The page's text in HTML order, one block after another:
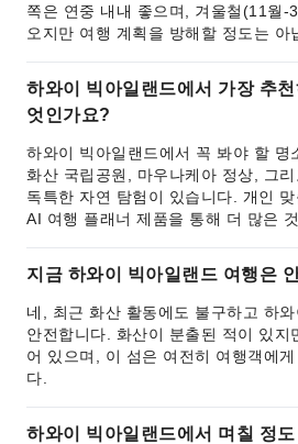
쪽은 연중 내내 좋으며, 겨울철(11월-
오지만 여행 계획을 방해할 정도는 아
하와이 빅아일랜드에서 가장 추
엇인가요?
하와이 빅아일랜드에서 꼭 봐야 할 명
화산 국립공원, 마우나케아 정상, 그
독특한 자연 탐험이 있습니다. 개인
AI 여행 플래너 제품을 통해 더 많은
지금 하와이 빅아일랜드 여행은
네, 최근 화산 활동에도 불구하고 하
안전합니다. 화산이 분출된 적이 있지
어 있으며, 이 섬은 여전히 여행객에
다.
하와이 빅아일랜드에서 며칠 정